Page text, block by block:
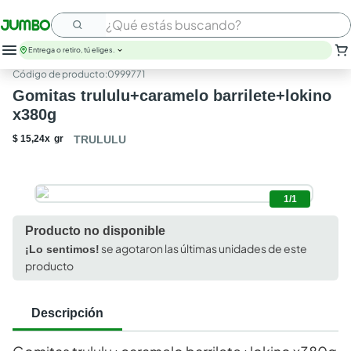
¿Qué estás buscando?
Entrega o retiro, tú eliges.
:0999771
Gomitas trululu+caramelo barrilete+lokino
x380g
$ 15,24x gr TRULULU
1/1
Producto no disponible
¡Lo sentimos!se agotaron las últimas unidades de este
producto
Descripción